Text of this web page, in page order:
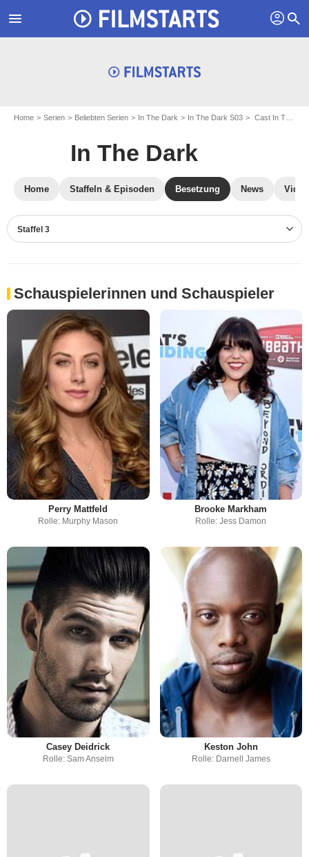
menu profil search
Home Serien Beliebten Serien In The Dark In The Dark S03 Cast In The Dark S03
In The Dark
Home Staffeln & Episoden Besetzung News
Staffel 3
Schauspielerinnen und Schauspieler
Perry Mattfeld
Rolle: Murphy Mason
Brooke Markham
Rolle: Jess Damon
Casey Deidrick
Rolle: Sam Anselm
Keston John
Rolle: Darnell James